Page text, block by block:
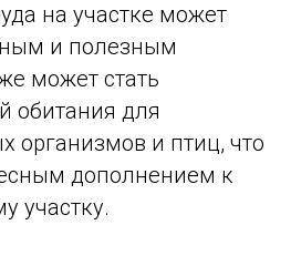
на участке может
и полезным
может стать
обитания для
организмов и птиц, что
дополнением к
участку.